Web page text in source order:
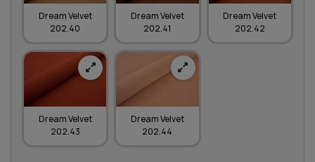
Dream Velvet
202.40
Dream Velvet
202.41
Dream Velvet
202.42
Dream Velvet
202.43
Dream Velvet
202.44